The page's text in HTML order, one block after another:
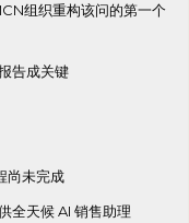
组织重构该问的第一个
告成关键
尚未完成
全天候 AI 销售助理